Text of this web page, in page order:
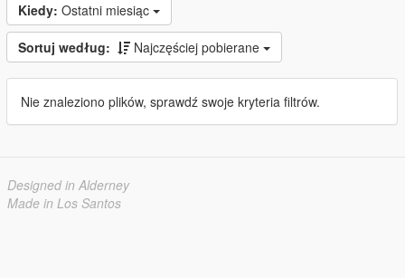
Kiedy: Ostatni miesiąc
Sortuj według: Najczęściej pobierane
Nie znaleziono plików, sprawdź swoje kryteria filtrów.
Designed in Alderney
Made in Los Santos